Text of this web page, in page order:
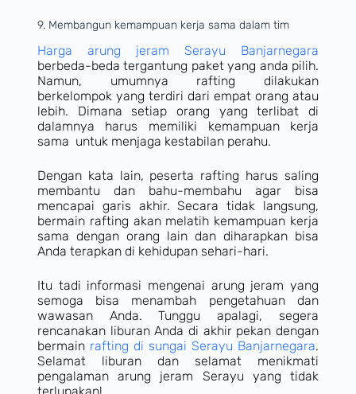
9. Membangun kemampuan kerja sama dalam tim
Harga arung jeram Serayu Banjarnegara
berbeda-beda tergantung paket yang anda pilih.
Namun, umumnya rafting dilakukan
berkelompok yang terdiri dari empat orang atau
lebih. Dimana setiap orang yang terlibat di
dalamnya harus memiliki kemampuan kerja
sama untuk menjaga kestabilan perahu.
Dengan kata lain, peserta rafting harus saling
membantu dan bahu-membahu agar bisa
mencapai garis akhir. Secara tidak langsung,
bermain rafting akan melatih kemampuan kerja
sama dengan orang lain dan diharapkan bisa
Anda terapkan di kehidupan sehari-hari.
Itu tadi informasi mengenai arung jeram yang
semoga bisa menambah pengetahuan dan
wawasan Anda. Tunggu apalagi, segera
rencanakan liburan Anda di akhir pekan dengan
bermain rafting di sungai Serayu Banjarnegara.
Selamat liburan dan selamat menikmati
pengalaman arung jeram Serayu yang tidak